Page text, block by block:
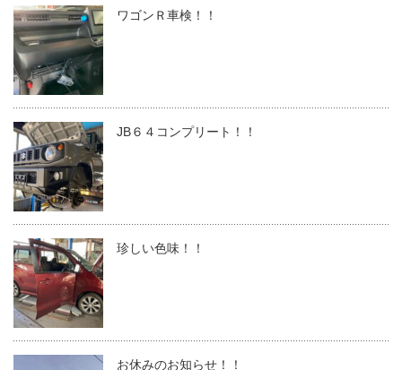
ワゴンＲ車検！！
JB６４コンプリート！！
珍しい色味！！
お休みのお知らせ！！